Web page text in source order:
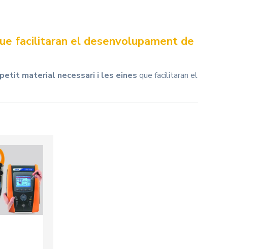
facilitaran el desenvolupament de
material necessari i les eines que facilitaran el